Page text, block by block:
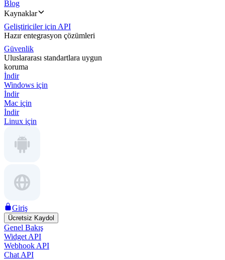
Blog
Kaynaklar
Geliştiriciler için API
Hazır entegrasyon çözümleri
Güvenlik
Uluslararası standartlara uygun
koruma
İndir
Windows için
İndir
Mac için
İndir
Linux için
Giriş
Ücretsiz Kaydol
Genel Bakış
Widget API
Webhook API
Chat API